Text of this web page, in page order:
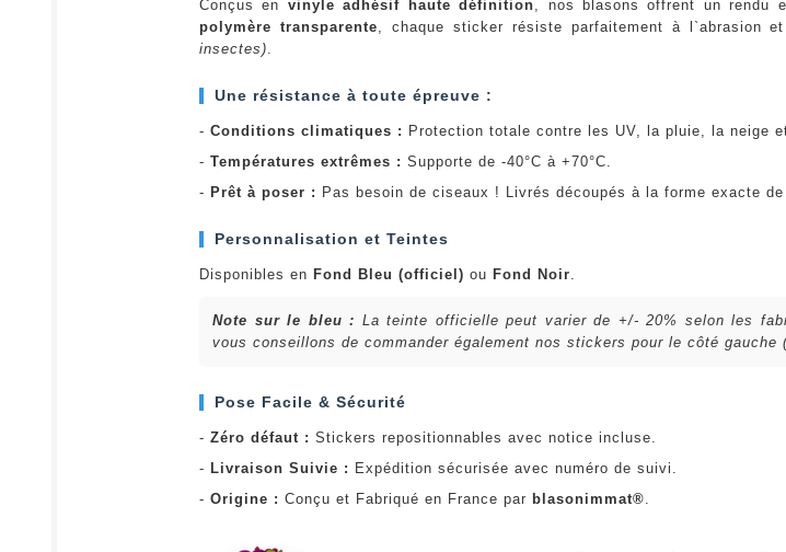
Conçus en vinyle adhésif haute définition , nos blasons offrent un rendu
polymère transparente , chaque sticker résiste parfaitement à l`abrasion
insectes)
Une résistance à toute épreuve :
- Conditions climatiques : Protection totale contre les UV, la pluie, la neige
- Températures extrêmes : Supporte de -40°C à +70°C.
- Prêt à poser : Pas besoin de ciseaux ! Livrés découpés à la forme exacte de
Personnalisation et Teintes
Disponibles en Fond Bleu (officiel) ou Fond Noir
Note sur le bleu : La teinte officielle peut varier de +/- 20% selon les
vous conseillons de commander également nos stickers pour le côté gauche
Pose Facile & Sécurité
- Zéro défaut : Stickers repositionnables avec notice incluse.
- Livraison Suivie : Expédition sécurisée avec numéro de suivi.
- Origine : Conçu et Fabriqué en France par blasonimmat®